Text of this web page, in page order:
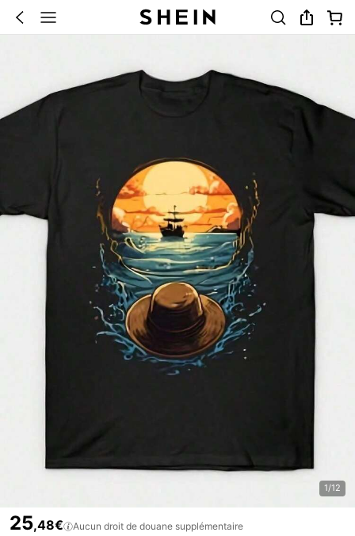
1/12
25,48€ Aucun droit de douane supplémentaire